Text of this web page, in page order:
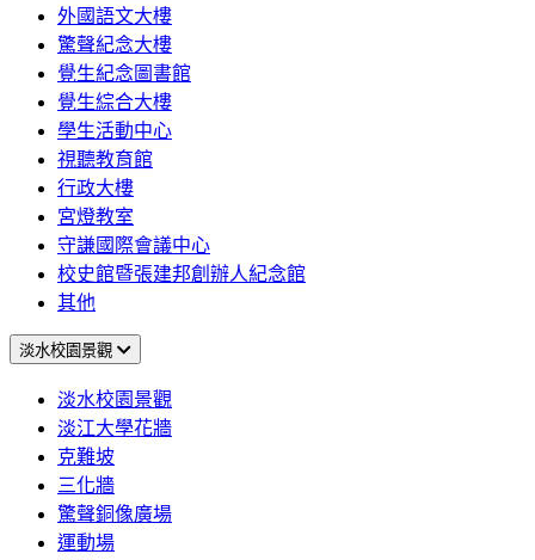
外國語文大樓
驚聲紀念大樓
覺生紀念圖書館
覺生綜合大樓
學生活動中心
視聽教育館
行政大樓
宮燈教室
守謙國際會議中心
校史館暨張建邦創辦人紀念館
其他
淡水校園景觀
淡水校園景觀
淡江大學花牆
克難坡
三化牆
驚聲銅像廣場
運動場